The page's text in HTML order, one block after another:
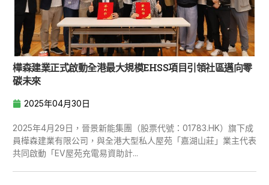
樺森建業正式啟動全港最大規模EHSS項目引領社區邁向零
碳未來
2025年04月30日
2025年4月29日，晉景新能集團（股票代號：01783.HK）旗下成
員樺森建業有限公司，與全港大型私人屋苑「嘉湖山莊」業主代表
共同啟動「EV屋苑充電易資助計...